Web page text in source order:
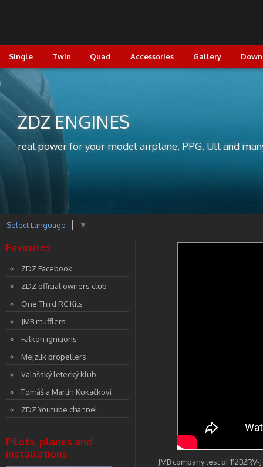
Single Twin Quad Accessories Gallery
ZDZ ENGINES
real power for your model airplane, PPG, Ull and
JMB company test of
Select Language ▼
Favorites
ZDZ Facebook
ZDZ official owners club
One Third RC Kits
JMB mufflers
Falkon ignitions
Mejzlik propellers
Valašský letecký klub
Tomáš a Martin Kukačkovi
ZDZ Youtube channel
Pilots, planes and
installations